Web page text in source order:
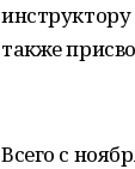
также
Всего с